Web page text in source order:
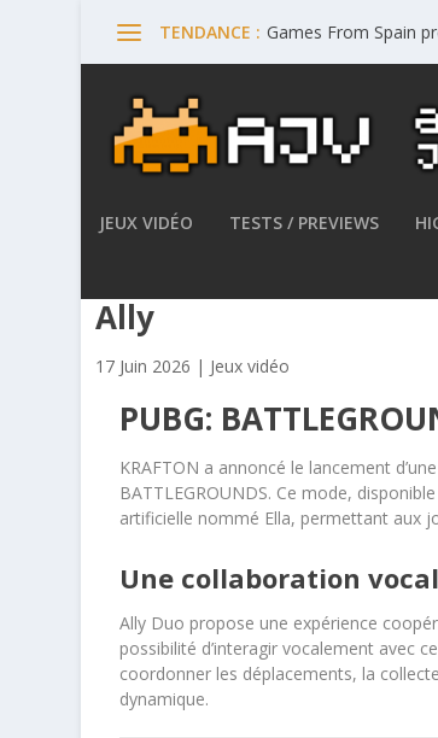
TENDANCE : Games From Spain
JEUX VIDÉO TESTS / PREVIEWS
Ally
17 Juin 2026 | Jeux vidéo
PUBG:
KRAFTON a annoncé le lancement
BATTLEGROUNDS. Ce mode,
artificielle nommé Ella, permettant aux
Une collaboration
Ally Duo propose une expérience
possibilité d’interagir vocalement avec
coordonner les déplacements, la
dynamique.